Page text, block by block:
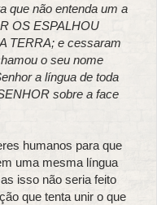
que não entenda um a
OS ESPALHOU
TERRA; e cessaram
o seu nome
a língua de toda
sobre a face
humanos para que
uma mesma língua
isso não seria feito
que tenta unir o que